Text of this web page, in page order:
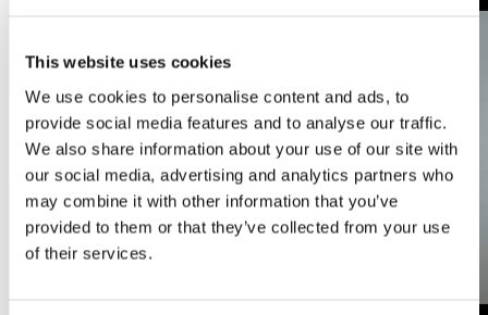
This website uses cookies
We use cookies to personalise content and ads, to
provide social media features and to analyse our traffic.
We also share information about your use of our site with
our social media, advertising and analytics partners who
may combine it with other information that you’ve
provided to them or that they’ve collected from your use
of their services.